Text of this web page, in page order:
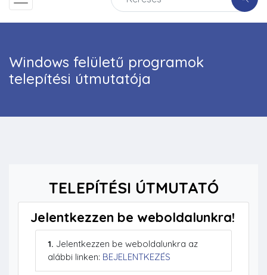
Windows felületű programok
telepítési útmutatója
TELEPÍTÉSI ÚTMUTATÓ
Jelentkezzen be weboldalunkra!
1. Jelentkezzen be weboldalunkra az
alábbi linken: BEJELENTKEZÉS